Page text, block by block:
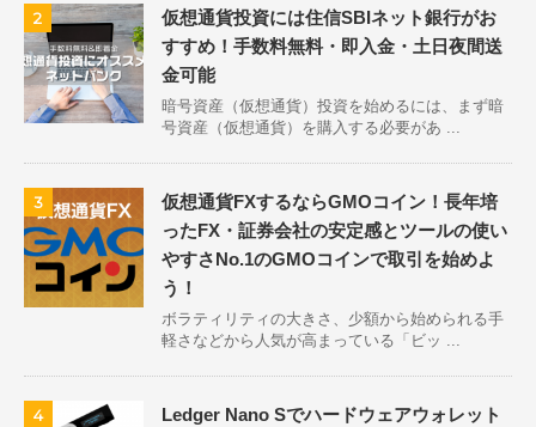
2
仮想通貨投資には住信SBIネット銀行がお
すすめ！手数料無料・即入金・土日夜間送
金可能
暗号資産（仮想通貨）投資を始めるには、まず暗
号資産（仮想通貨）を購入する必要があ ...
3
仮想通貨FXするならGMOコイン！長年培
ったFX・証券会社の安定感とツールの使い
やすさNo.1のGMOコインで取引を始めよ
う！
ボラティリティの大きさ、少額から始められる手
軽さなどから人気が高まっている「ビッ ...
4
Ledger Nano Sでハードウェアウォレット